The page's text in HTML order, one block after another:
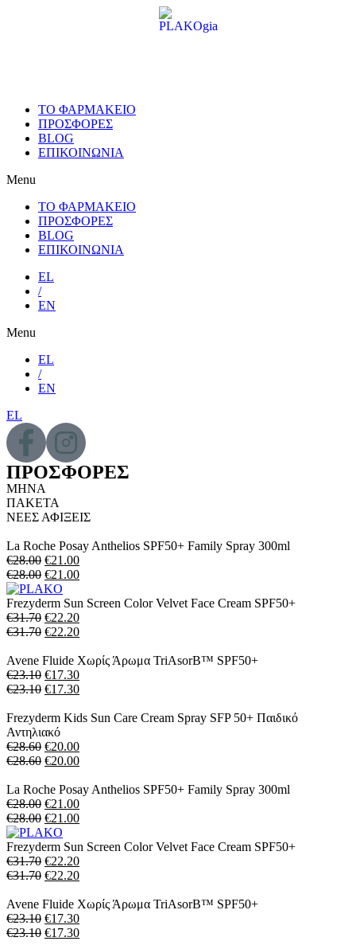
ΤΟ ΦΑΡΜΑΚΕΙΟ
ΠΡΟΣΦΟΡΕΣ
BLOG
ΕΠΙΚΟΙΝΩΝΙΑ
Menu
ΤΟ ΦΑΡΜΑΚΕΙΟ
ΠΡΟΣΦΟΡΕΣ
BLOG
ΕΠΙΚΟΙΝΩΝΙΑ
EL
/
EN
Menu
EL
/
EN
EL
ΠΡΟΣΦΟΡΕΣ
ΜΗΝΑ
ΠΑΚΕΤΑ
ΝΕΕΣ ΑΦΙΞΕΙΣ
La Roche Posay Anthelios SPF50+ Family Spray 300ml
€28.00 €21.00
€28.00 €21.00
Frezyderm Sun Screen Color Velvet Face Cream SPF50+
€31.70 €22.20
€31.70 €22.20
Avene Fluide Xωρίς Άρωμα TriAsorB™ SPF50+
€23.10 €17.30
€23.10 €17.30
Frezyderm Kids Sun Care Cream Spray SFP 50+ Παιδικό
Αντηλιακό
€28.60 €20.00
€28.60 €20.00
La Roche Posay Anthelios SPF50+ Family Spray 300ml
€28.00 €21.00
€28.00 €21.00
Frezyderm Sun Screen Color Velvet Face Cream SPF50+
€31.70 €22.20
€31.70 €22.20
Avene Fluide Xωρίς Άρωμα TriAsorB™ SPF50+
€23.10 €17.30
€23.10 €17.30